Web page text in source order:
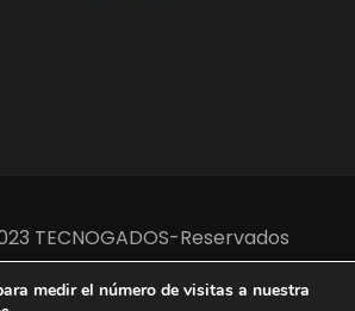
TECNOGADOS-Reservados
todos los derechos
y privacidad
Políticas de
medir el número de visitas a nuestra